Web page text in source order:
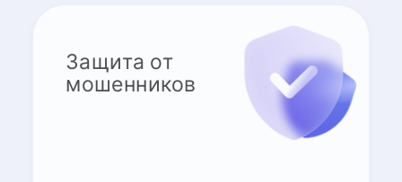
Защита от
мошенников